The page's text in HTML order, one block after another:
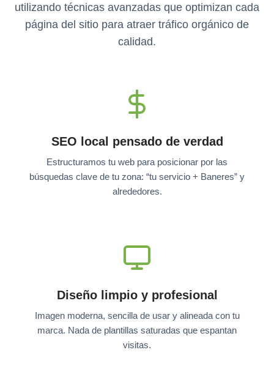
utilizando técnicas avanzadas que optimizan cada
página del sitio para atraer tráfico orgánico de
calidad.
SEO local pensado de verdad
Estructuramos tu web para posicionar por las
búsquedas clave de tu zona: “tu servicio + Baneres” y
alrededores.
Diseño limpio y profesional
Imagen moderna, sencilla de usar y alineada con tu
marca. Nada de plantillas saturadas que espantan
visitas.